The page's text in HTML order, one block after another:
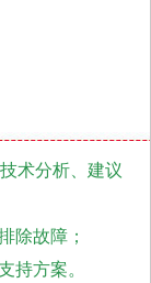
术分析、建议
除故障；
持方案。